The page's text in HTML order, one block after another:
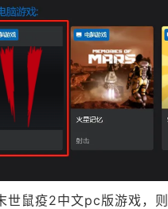
世鼠疫2中文pc版游戏，